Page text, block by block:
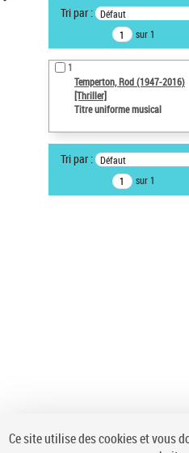
Recherche avancée dans les
notices d’autorité
Œuvres liées à l'auteur :
Temperton, Rod (1947-2016)
Auteur d’œuvre
Type de notice d'autorité
Tri par : Défaut
sur 1
1
Temperton, Rod (1947-2016)
[Thriller]
Titre uniforme musical
Tri par : Défaut
sur 1
Ce site utilise des cookies et vous